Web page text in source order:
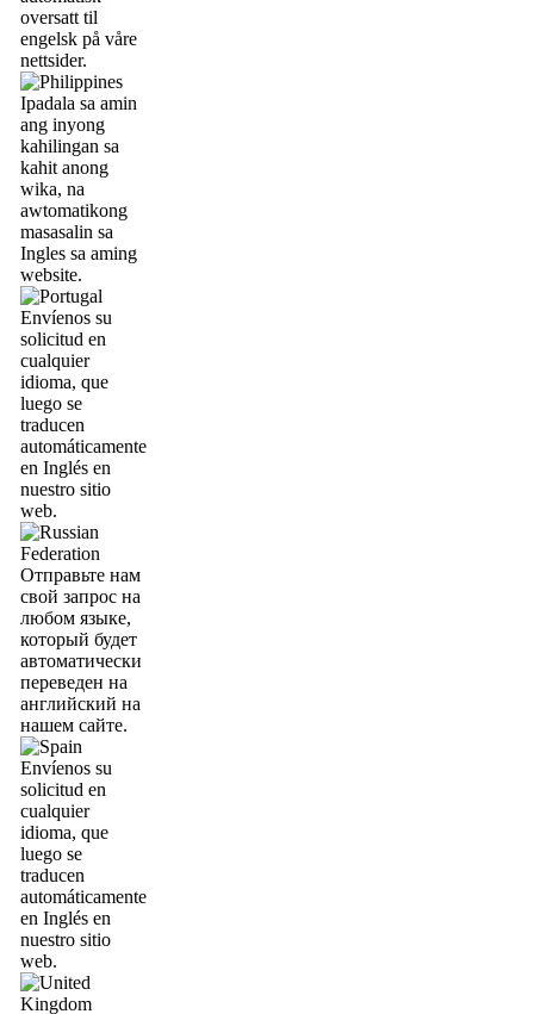
oversatt til
engelsk på våre
nettsider.
Ipadala sa amin
ang inyong
kahilingan sa
kahit anong
wika, na
awtomatikong
masasalin sa
Ingles sa aming
website.
Envíenos su
solicitud en
cualquier
idioma, que
luego se
traducen
automáticamente
en Inglés en
nuestro sitio
web.
Отправьте нам
свой запрос на
любом языке,
который будет
автоматически
переведен на
английский на
нашем сайте.
Envíenos su
solicitud en
cualquier
idioma, que
luego se
traducen
automáticamente
en Inglés en
nuestro sitio
web.